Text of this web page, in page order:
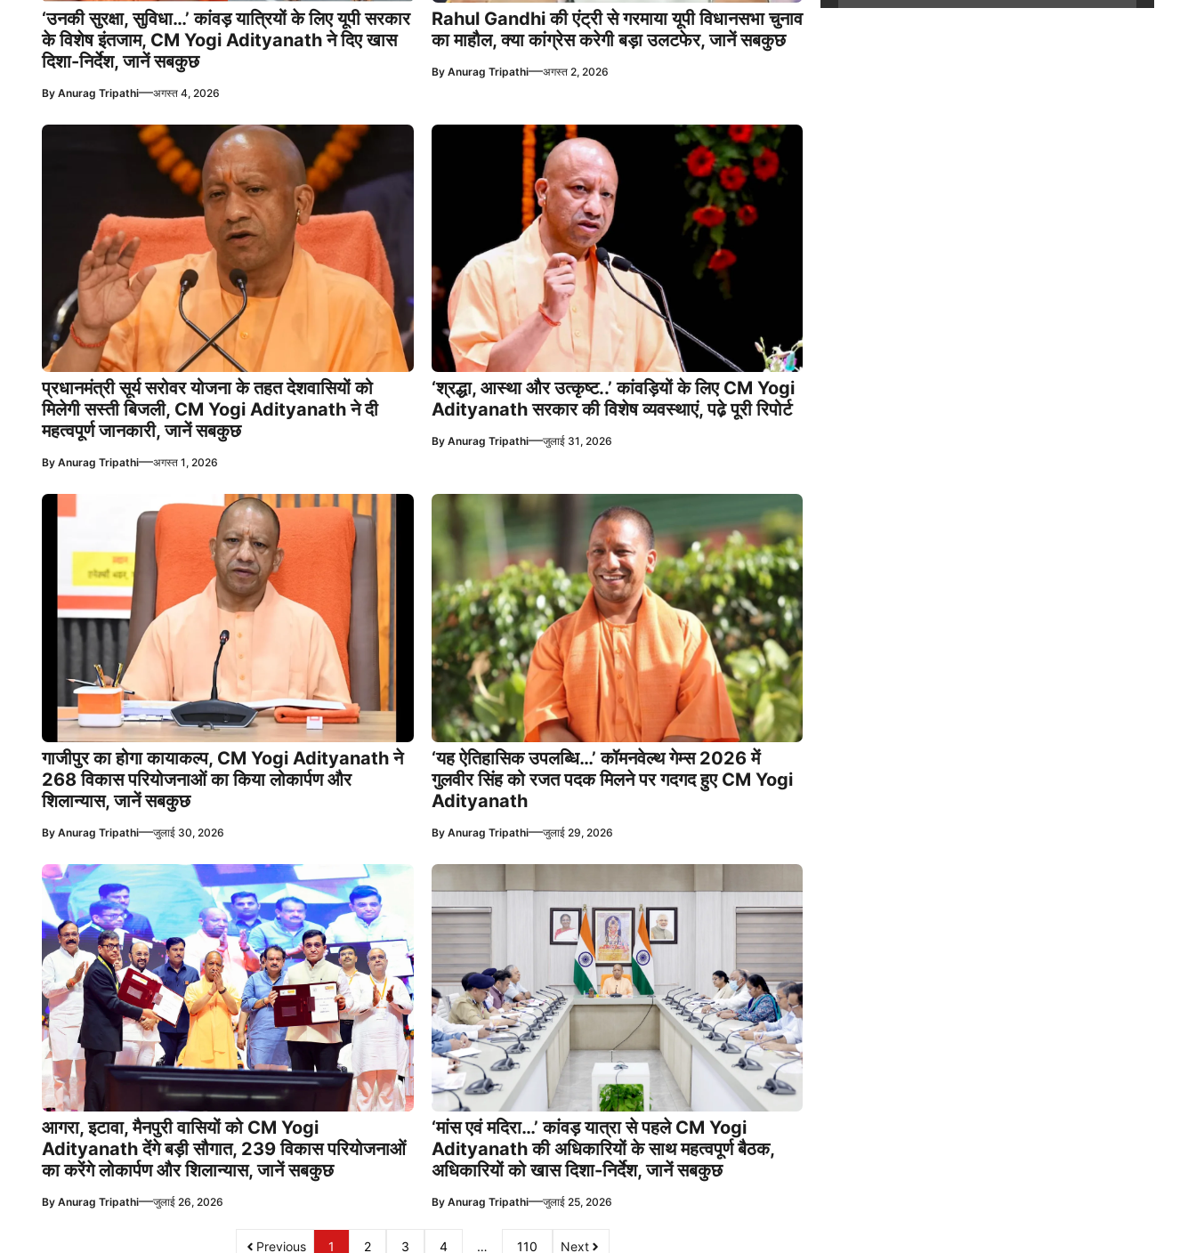
‘उनकी सुरक्षा, सुविधा…’ कांवड़ यात्रियों के लिए यूपी सरकार
के विशेष इंतजाम, CM Yogi Adityanath ने दिए खास
दिशा-निर्देश, जानें सबकुछ
By Anurag Tripathi—अगस्त 4, 2026
Rahul Gandhi की एंट्री से गरमाया यूपी विधानसभा चुनाव
का माहौल, क्या कांग्रेस करेगी बड़ा उलटफेर, जानें सबकुछ
By Anurag Tripathi—अगस्त 2, 2026
प्रधानमंत्री सूर्य सरोवर योजना के तहत देशवासियों को
मिलेगी सस्ती बिजली, CM Yogi Adityanath ने दी
महत्वपूर्ण जानकारी, जानें सबकुछ
By Anurag Tripathi—अगस्त 1, 2026
‘श्रद्धा, आस्था और उत्कृष्ट..’ कांवड़ियों के लिए CM Yogi
Adityanath सरकार की विशेष व्यवस्थाएं, पढे़ पूरी रिपोर्ट
By Anurag Tripathi—जुलाई 31, 2026
गाजीपुर का होगा कायाकल्प, CM Yogi Adityanath ने
268 विकास परियोजनाओं का किया लोकार्पण और
शिलान्यास, जानें सबकुछ
By Anurag Tripathi—जुलाई 30, 2026
‘यह ऐतिहासिक उपलब्धि…’ कॉमनवेल्थ गेम्स 2026 में
गुलवीर सिंह को रजत पदक मिलने पर गदगद हुए CM Yogi
Adityanath
By Anurag Tripathi—जुलाई 29, 2026
आगरा, इटावा, मैनपुरी वासियों को CM Yogi
Adityanath देंगे बड़ी सौगात, 239 विकास परियोजनाओं
का करेंगे लोकार्पण और शिलान्यास, जानें सबकुछ
By Anurag Tripathi—जुलाई 26, 2026
‘मांस एवं मदिरा…’ कांवड़ यात्रा से पहले CM Yogi
Adityanath की अधिकारियों के साथ महत्वपूर्ण बैठक,
अधिकारियों को खास दिशा-निर्देश, जानें सबकुछ
By Anurag Tripathi—जुलाई 25, 2026
Previous 1 2 3 4 … 110 Next